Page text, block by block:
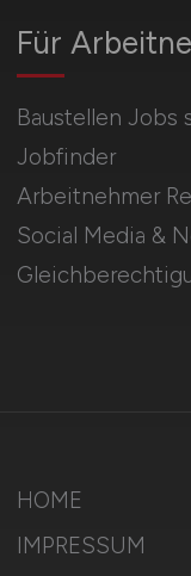
Für
Baustellen Jobs
Jobfinder
Arbeitnehmer
Social Media &
HOME
IMPRESSUM